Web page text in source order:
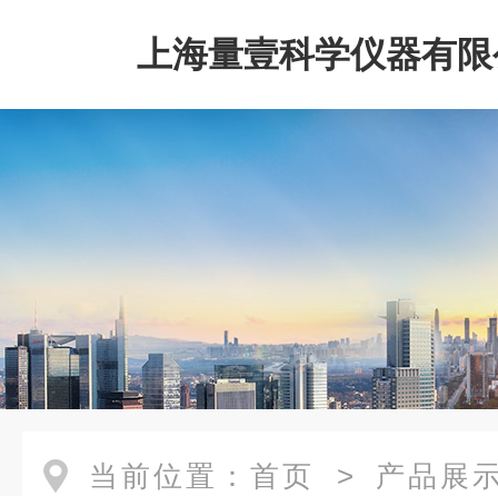
上海量壹科学仪器有
当前位置： 首页 > 产品展